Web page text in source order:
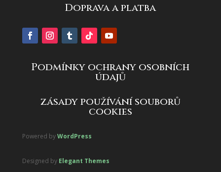
Doprava a platba
Podmínky ochrany osobních
údajů
zásady používání souborů
cookies
Powered byWordPress
Designed by Elegant Themes